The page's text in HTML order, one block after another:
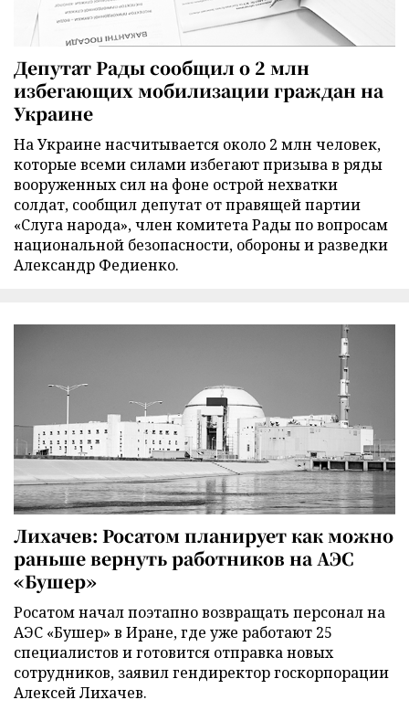
Депутат Рады сообщил о 2 млн
избегающих мобилизации граждан на
Украине
На Украине насчитывается около 2 млн человек,
которые всеми силами избегают призыва в ряды
вооруженных сил на фоне острой нехватки
солдат, сообщил депутат от правящей партии
«Слуга народа», член комитета Рады по вопросам
национальной безопасности, обороны и разведки
Александр Федиенко.
Лихачев: Росатом планирует как можно
раньше вернуть работников на АЭС
«Бушер»
Росатом начал поэтапно возвращать персонал на
АЭС «Бушер» в Иране, где уже работают 25
специалистов и готовится отправка новых
сотрудников, заявил гендиректор госкорпорации
Алексей Лихачев.